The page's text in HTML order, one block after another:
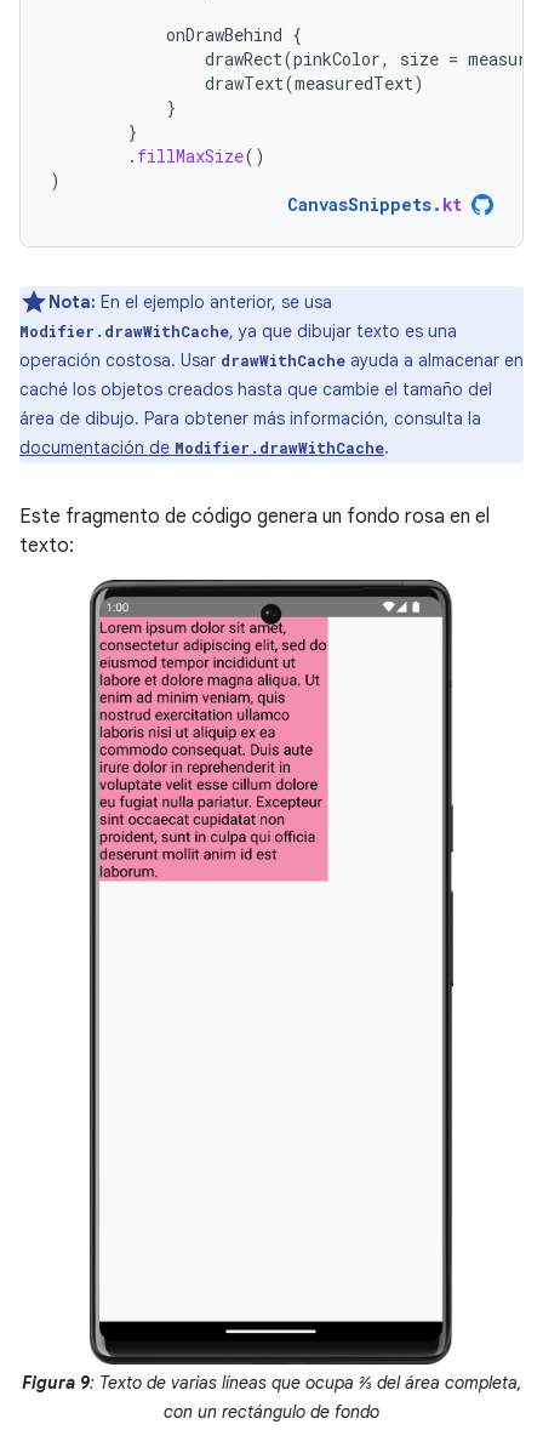
onDrawBehind {
drawRect(pinkColor, size =
drawText(measuredText)
}
}
. fillMaxSize()
)
CanvasSnippets. kt
Nota: En el ejemplo anterior, se usa
Modifier.drawWithCache, ya que dibujar texto es una
operación costosa. Usar drawWithCache ayuda a almacenar en
caché los objetos creados hasta que cambie el tamaño del
área de dibujo. Para obtener más información, consulta la
documentación de Modifier.drawWithCache.
Este fragmento de código genera un fondo rosa en el
texto:
Figura 9: Texto de varias líneas que ocupa 2⁄3 del área completa,
con un rectángulo de fondo